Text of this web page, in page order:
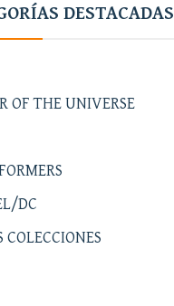
DESTACADAS
OF THE UNIVERSE
DC
COLECCIONES